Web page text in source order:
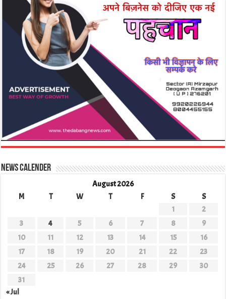
News Calender
August 2026
M
T W T F S
S
1
2
3
4 5 6 7 8
9
10
11 12 13 14 15
16
17
18 19 20 21 22
23
24
25 26 27 28 29
30
31
« Jul